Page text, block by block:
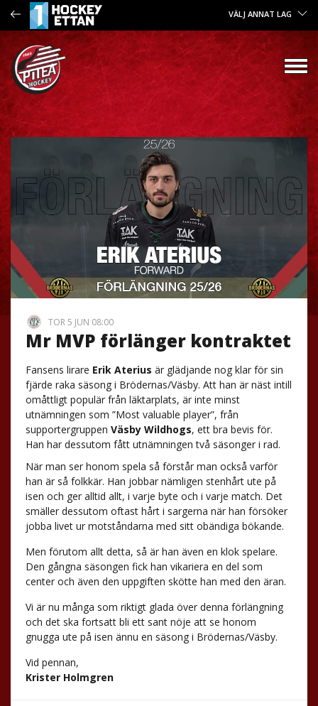
VÄLJ ANNAT LAG
TOR 5 JUN 08:00
Mr MVP förlänger kontraktet
Fansens lirare Erik Aterius är glädjande nog klar för sin
fjärde raka säsong i Brödernas/Väsby. Att han är näst intill
omåttligt populär från läktarplats, är inte minst
utnämningen som ”Most valuable player”, från
supportergruppen Väsby Wildhogs, ett bra bevis för.
Han har dessutom fått utnämningen två säsonger i rad.
När man ser honom spela så förstår man också varför
han är så folkkär. Han jobbar nämligen stenhårt ute på
isen och ger alltid allt, i varje byte och i varje match. Det
smäller dessutom oftast hårt i sargerna när han försöker
jobba livet ur motståndarna med sitt obändiga bökande.
Men förutom allt detta, så är han även en klok spelare.
Den gångna säsongen fick han vikariera en del som
center och även den uppgiften skötte han med den äran.
Vi är nu många som riktigt glada över denna förlängning
och det ska fortsatt bli ett sant nöje att se honom
gnugga ute på isen ännu en säsong i Brödernas/Väsby.
Vid pennan,
Krister Holmgren